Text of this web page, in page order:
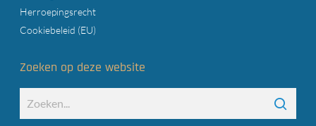
Herroepingsrecht
Cookiebeleid (EU)
Zoeken op deze website